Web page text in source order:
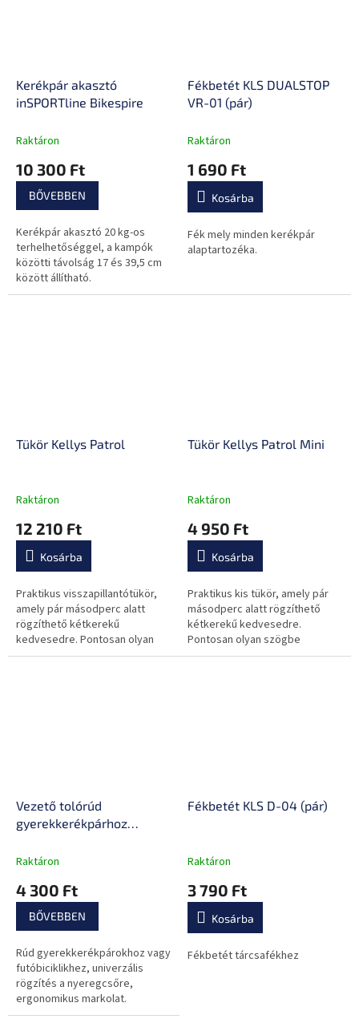
Kerékpár akasztó
inSPORTline Bikespire
Raktáron
10 300 Ft
BŐVEBBEN
Kerékpár akasztó 20 kg-os
terhelhetőséggel, a kampók
közötti távolság 17 és 39,5 cm
között állítható.
Fékbetét KLS DUALSTOP
VR-01 (pár)
Raktáron
1 690 Ft
Kosárba
Fék mely minden kerékpár
alaptartozéka.
Tükör Kellys Patrol
Raktáron
12 210 Ft
Kosárba
Praktikus visszapillantótükör,
amely pár másodperc alatt
rögzíthető kétkerekű
kedvesedre. Pontosan olyan
szögbe állítható, amilyenre
Tükör Kellys Patrol Mini
Raktáron
4 950 Ft
Kosárba
Praktikus kis tükör, amely pár
másodperc alatt rögzíthető
kétkerekű kedvesedre.
Pontosan olyan szögbe
állítható, amilyenre szükséged
Vezető tolórúd
gyerekkerékpárhoz
Raktáron
4 300 Ft
BŐVEBBEN
Rúd gyerekkerékpárokhoz vagy
futóbiciklikhez, univerzális
rögzítés a nyeregcsőre,
ergonomikus markolat.
Fékbetét KLS D-04 (pár)
Raktáron
3 790 Ft
Kosárba
Fékbetét tárcsafékhez